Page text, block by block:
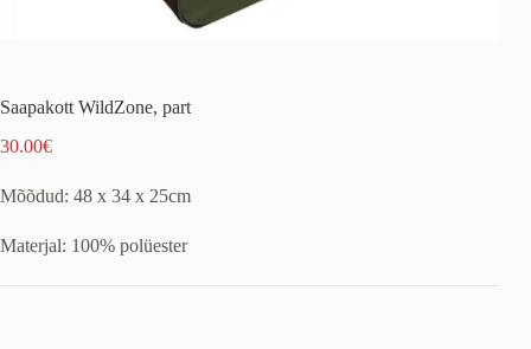
Saapakott WildZone, part
30.00€
Mõõdud: 48 x 34 x 25cm
Materjal: 100% polüester